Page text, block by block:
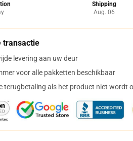
Shipping
Aug. 06
transactie
levering aan uw deur
voor alle pakketten beschikbaar
terugbetaling als het product niet wordt